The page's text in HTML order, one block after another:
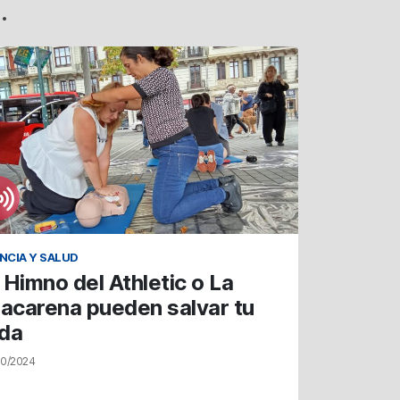
Y SALUD
Himno del Athletic o La
pueden salvar tu
2024